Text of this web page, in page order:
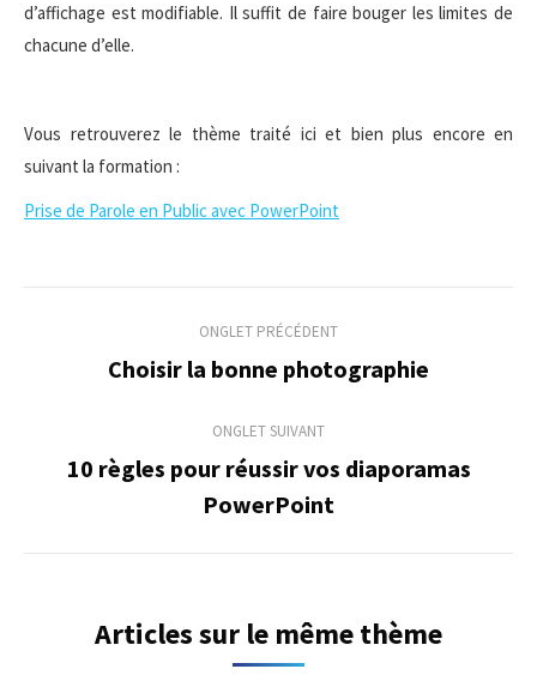
d’affichage est modifiable. Il suffit de faire bouger les limites de
chacune d’elle.
Vous retrouverez le thème traité ici et bien plus encore en
suivant la formation :
Prise de Parole en Public avec PowerPoint
Navigation
commentaire
ONGLET PRÉCÉDENT
Onglet
Choisir la bonne photographie
ONGLET SUIVANT
Onglet
suivant
10 règles pour réussir vos diaporamas
PowerPoint
Articles sur le même thème